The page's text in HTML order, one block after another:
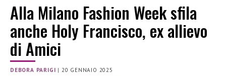
Alla Milano Fashion Week sfila
anche Holy Francisco, ex allievo
di Amici
DEBORA PARIGI | 20 GENNAIO 2025